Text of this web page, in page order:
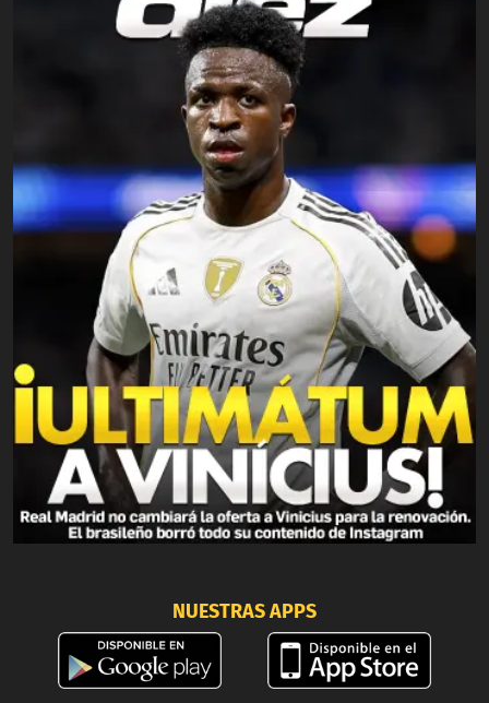
NUESTRAS APPS